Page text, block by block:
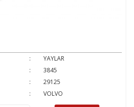
:
YAYLAR
:
3845
:
29125
: VOLVO